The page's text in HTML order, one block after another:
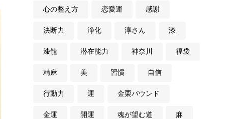
心の整え方 恋愛運 感謝
決断力 浄化 淳さん 漆
漆龍 潜在能力 神奈川 福袋
精麻 美 習慣 自信
行動力 運 金栗パウンド
金運 開運 魂が望む道 麻